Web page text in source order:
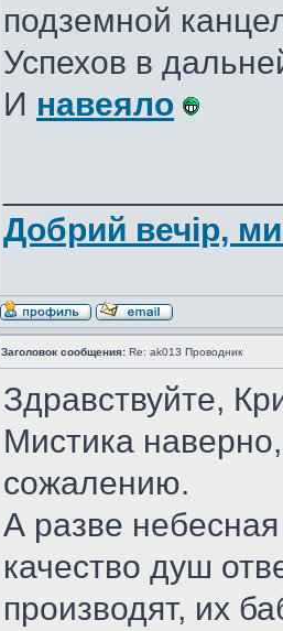
подземной
Успехов в
И навеяло
Добрий вечір,
Заголовок сообщения: Re: ak013 Проводник
Здравствуйте,
Мистика
сожалению.
А разве
качество душ
производят, их